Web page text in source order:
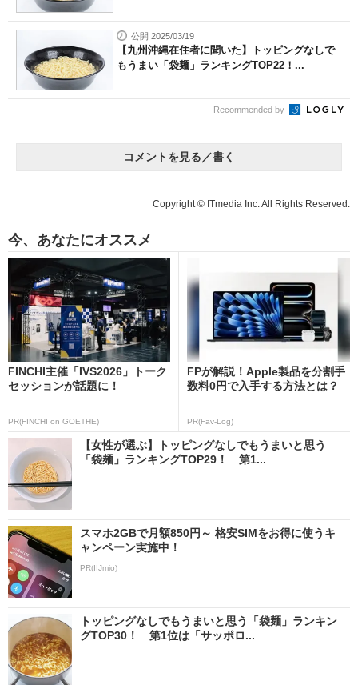
公開 2025/03/19
【九州沖縄在住者に聞いた】トッピングなしで
もうまい「袋麺」ランキングTOP22！...
Recommended by
コメントを見る／書く
Copyright © ITmedia Inc. All Rights Reserved.
今、あなたにオススメ
FINCHI主催「IVS2026」トーク
セッションが話題に！
PR(FINCHI on GOETHE)
FPが解説！Apple製品を分割手
数料0円で入手する方法とは？
PR(Fav-Log)
【女性が選ぶ】トッピングなしでもうまいと思う
「袋麺」ランキングTOP29！ 第1...
スマホ2GBで月額850円～ 格安SIMをお得に使うキ
ャンペーン実施中！
PR(IIJmio)
トッピングなしでもうまいと思う「袋麺」ランキン
グTOP30！ 第1位は「サッポロ...